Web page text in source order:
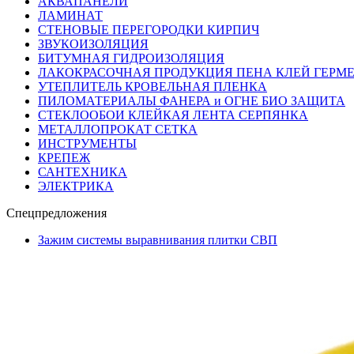
ЛАМИНАТ
СТЕНОВЫЕ ПЕРЕГОРОДКИ КИРПИЧ
ЗВУКОИЗОЛЯЦИЯ
БИТУМНАЯ ГИДРОИЗОЛЯЦИЯ
ЛАКОКРАСОЧНАЯ ПРОДУКЦИЯ ПЕНА КЛЕЙ
УТЕПЛИТЕЛЬ КРОВЕЛЬНАЯ ПЛЕНКА
ПИЛОМАТЕРИАЛЫ ФАНЕРА и ОГНЕ БИО ЗАЩИТА
СТЕКЛООБОИ КЛЕЙКАЯ ЛЕНТА СЕРПЯНКА
МЕТАЛЛОПРОКАТ СЕТКА
ИНСТРУМЕНТЫ
КРЕПЕЖ
САНТЕХНИКА
ЭЛЕКТРИКА
Спецпредложения
Зажим системы выравнивания плитки СВП